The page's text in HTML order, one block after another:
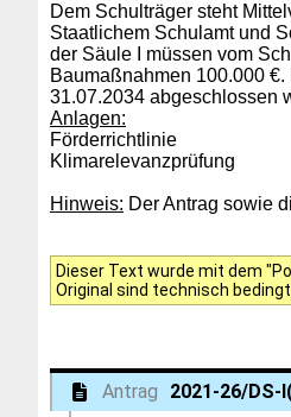
Dem Schulträger steht
Staatlichem Schulamt und
der Säule I müssen vom
Baumaßnahmen 100.000
31.07.2034 abgeschlossen
Anlagen:
Förderrichtlinie
Klimarelevanzprüfung
Hinweis: Der Antrag sowie
Dieser Text wurde mit dem
Original sind technisch
Antrag 2021-26/DS-